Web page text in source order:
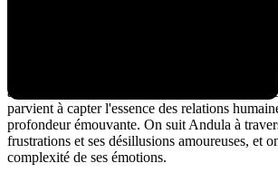
"Les Amours d'une blonde" est un film qui
jeune femme, Andula, qui travaille dans une
amoureuse d'un musicien de passage.
parvient à capter l'essence des relations
profondeur émouvante. On suit Andula à
frustrations et ses désillusions amoureuses, et
complexité de ses émotions.